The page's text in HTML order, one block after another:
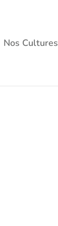
Nos Cultures